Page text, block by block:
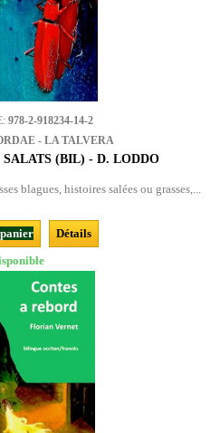
978-2-918234-14-2
- LA TALVERA
SALATS (BIL) - D. LODDO
blagues, histoires salées ou grasses,...
Détails